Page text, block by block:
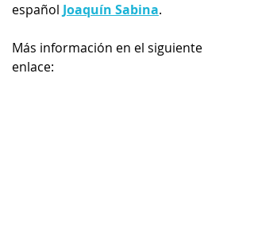
español Joaquín Sabina.
Más información en el siguiente
enlace: